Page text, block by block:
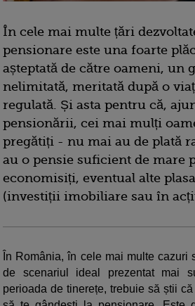
În cele mai multe țări
pensionare este una foarte
așteptată de către oameni, un
nelimitată, meritată după o
regulată. Și asta pentru că,
pensionării, cei mai mulți
pregătiți - nu mai au de plată
au o pensie suficient de mare
economisiți, eventual alte
(investiții imobiliare sau în
În România, în cele mai multe cazuri
de scenariul ideal prezentat mai
perioada de tinerețe, trebuie să știi